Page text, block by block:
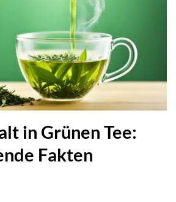
in Grünen Tee:
Fakten